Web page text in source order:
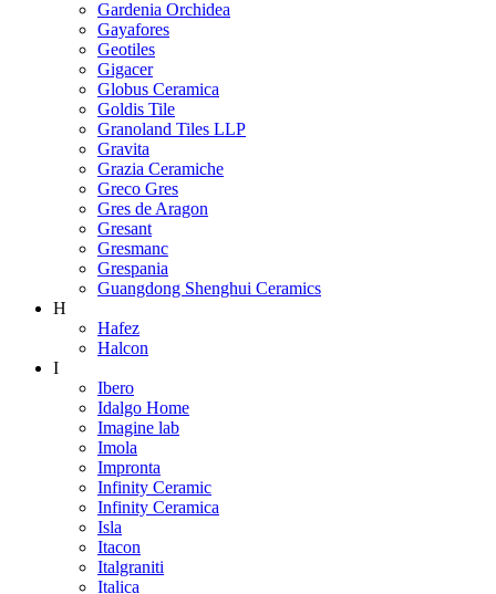
Gardenia Orchidea
Gayafores
Geotiles
Gigacer
Globus Ceramica
Goldis Tile
Granoland Tiles LLP
Gravita
Grazia Ceramiche
Greco Gres
Gres de Aragon
Gresant
Gresmanc
Grespania
Guangdong Shenghui Ceramics
H
Hafez
Halcon
I
Ibero
Idalgo Home
Imagine lab
Imola
Impronta
Infinity Ceramic
Infinity Ceramica
Isla
Itacon
Italgraniti
Italica